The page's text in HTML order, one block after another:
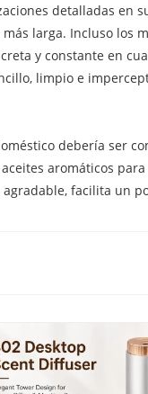
detalladas
larga. Incluso
y constante en
limpio e
debería ser
aromáticos
agradable, facilita